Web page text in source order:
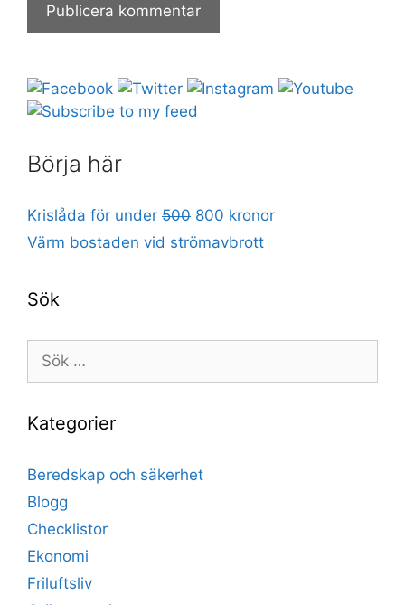
Börja här
Krislåda för under 500 800 kronor
Värm bostaden vid strömavbrott
Sök
efter:
Kategorier
Beredskap och säkerhet
Blogg
Checklistor
Ekonomi
Friluftsliv